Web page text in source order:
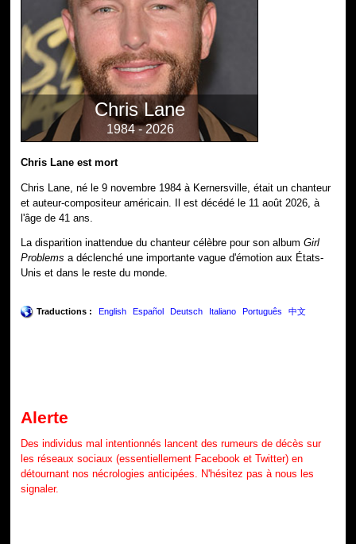
Chris Lane
1984 - 2026
Chris Lane est mort
Chris Lane, né le 9 novembre 1984 à Kernersville, était un chanteur
et auteur-compositeur américain. Il est décédé le 11 août 2026, à
l'âge de 41 ans.
La disparition inattendue du chanteur célèbre pour son albumGirl
Problems a déclenché une importante vague d'émotion aux États-
Unis et dans le reste du monde.
Traductions : English Español Deutsch Italiano Português 中文
Alerte
Des individus mal intentionnés lancent des rumeurs de décès sur
les réseaux sociaux (essentiellement Facebook et Twitter) en
détournant nos nécrologies anticipées. N'hésitez pas à nous les
signaler.